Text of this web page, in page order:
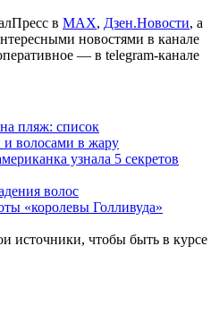
в МАХ, Дзен.Новости, а
новостями в канале
— в telegram-канале
пляж: список
и волосами в жару
узнала 5 секретов
волос
«королевы Голливуда»
источники, чтобы быть в курсе